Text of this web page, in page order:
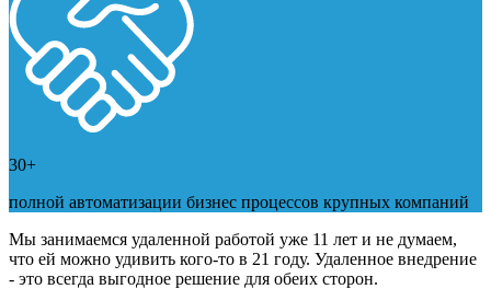
30+
полной автоматизации бизнес процессов крупных компаний
Мы занимаемся удаленной работой уже 11 лет и не думаем,
что ей можно удивить кого-то в 21 году. Удаленное внедрение
- это всегда выгодное решение для обеих сторон.